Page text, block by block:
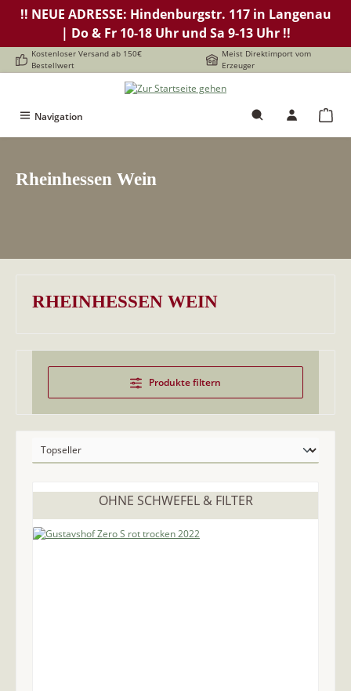
springen
!! NEUE ADRESSE: Hindenburgstr. 117 in Langenau
| Do & Fr 10-18 Uhr und Sa 9-13 Uhr !!
Kostenloser Versand ab 150€
Bestellwert
Meist Direktimport vom
Erzeuger
Navigation
Rheinhessen Wein
RHEINHESSEN WEIN
Produkte filtern
OHNE SCHWEFEL & FILTER